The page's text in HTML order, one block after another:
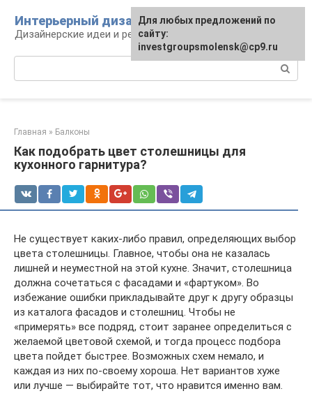
контенту
Интерьерный дизайн
Дизайнерские идеи и решения
Главная » Балконы
Как подобрать цвет столешницы для
кухонного гарнитура?
Не существует каких-либо правил, определяющих выбор
цвета столешницы. Главное, чтобы она не казалась
лишней и неуместной на этой кухне. Значит, столешница
должна сочетаться с фасадами и «фартуком». Во
избежание ошибки прикладывайте друг к другу образцы
из каталога фасадов и столешниц. Чтобы не
«примерять» все подряд, стоит заранее определиться с
желаемой цветовой схемой, и тогда процесс подбора
цвета пойдет быстрее. Возможных схем немало, и
каждая из них по-своему хороша. Нет вариантов хуже
или лучше — выбирайте тот, что нравится именно вам.
Для любых предложений по
сайту:
investgroupsmolensk@cp9.ru